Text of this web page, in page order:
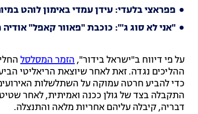
פפראצי בלעדי: עידן עמדי באימון לוהט
"אני לא סוג ג'": כוכבת "פאוור קאפל" אודיה
על פי דיווח ב"ישראל בידור",הזמר המסלסל
ההליכים נגדה. זאת לאחר שיוצאת הריאליטי
כדי להביע חרטה עמוקה על השתלשלות
התקבלה בצד של גולן ככנה ואמיתית, לאחר
דבריה, קיבלה עליהם אחריות מלאה והתנצלה.